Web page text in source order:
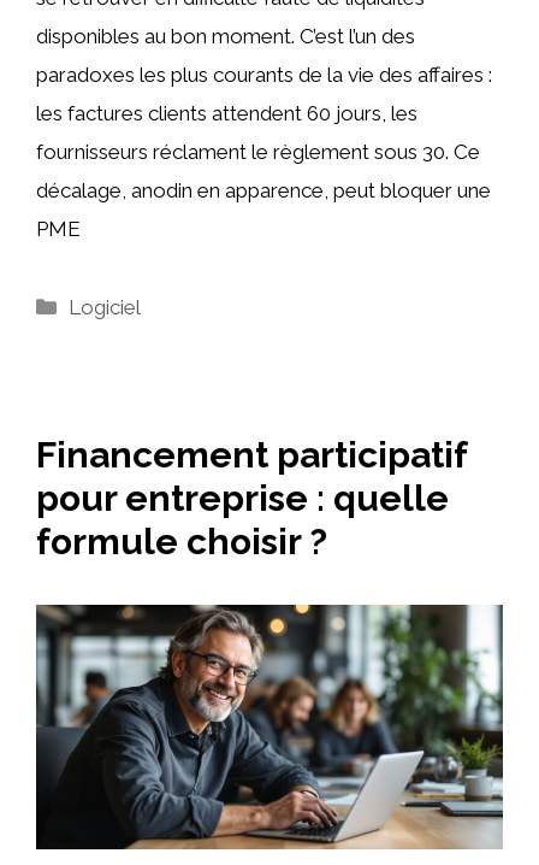
disponibles au bon moment. C’est l’un des
paradoxes les plus courants de la vie des affaires :
les factures clients attendent 60 jours, les
fournisseurs réclament le règlement sous 30. Ce
décalage, anodin en apparence, peut bloquer une
PME
Catégories
Logiciel
Financement participatif
pour entreprise : quelle
formule choisir ?